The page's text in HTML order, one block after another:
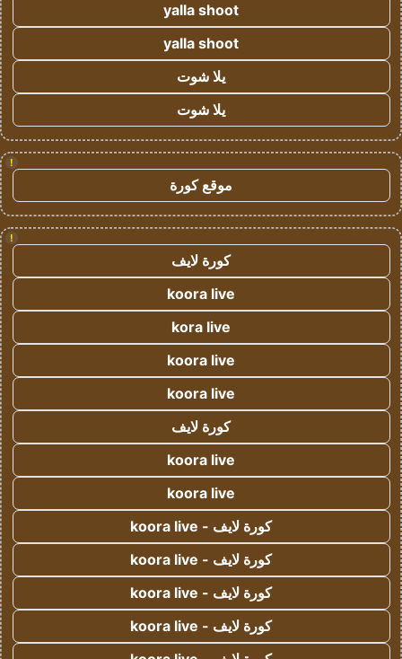
yalla shoot
yalla shoot
يلا شوت
يلا شوت
!
موقع كورة
!
كورة لايف
koora live
kora live
koora live
koora live
كورة لايف
koora live
koora live
كورة لايف - koora live
كورة لايف - koora live
كورة لايف - koora live
كورة لايف - koora live